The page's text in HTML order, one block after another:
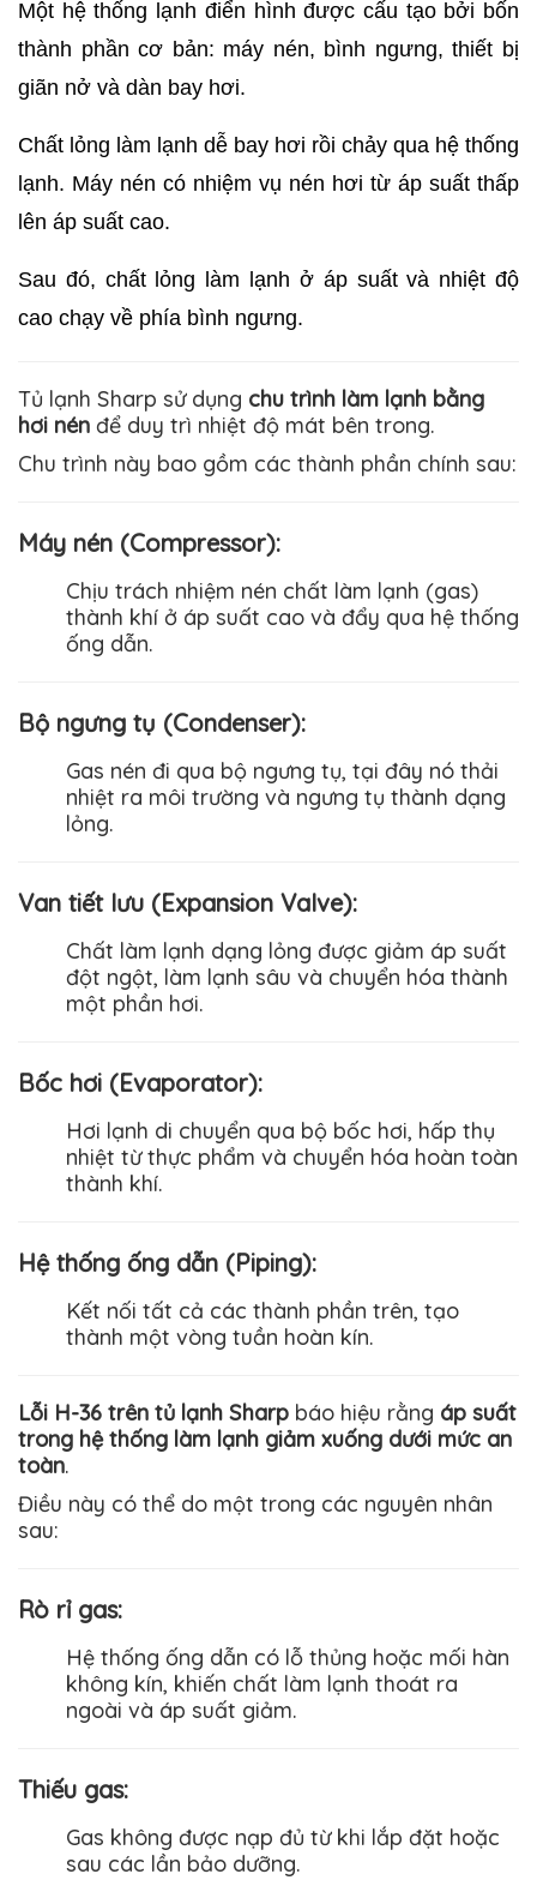
Một hệ thống lạnh điển hình được cấu tạo bởi bốn
thành phần cơ bản: máy nén, bình ngưng, thiết bị
giãn nở và dàn bay hơi.
Chất lỏng làm lạnh dễ bay hơi rồi chảy qua hệ thống
lạnh. Máy nén có nhiệm vụ nén hơi từ áp suất thấp
lên áp suất cao.
Sau đó, chất lỏng làm lạnh ở áp suất và nhiệt độ
cao chạy về phía bình ngưng.
Tủ lạnh Sharp sử dụng chu trình làm lạnh bằng
hơi nén để duy trì nhiệt độ mát bên trong.
Chu trình này bao gồm các thành phần chính sau:
Máy nén (Compressor):
Chịu trách nhiệm nén chất làm lạnh (gas)
thành khí ở áp suất cao và đẩy qua hệ thống
ống dẫn.
Bộ ngưng tụ (Condenser):
Gas nén đi qua bộ ngưng tụ, tại đây nó thải
nhiệt ra môi trường và ngưng tụ thành dạng
lỏng.
Van tiết lưu (Expansion Valve):
Chất làm lạnh dạng lỏng được giảm áp suất
đột ngột, làm lạnh sâu và chuyển hóa thành
một phần hơi.
Bốc hơi (Evaporator):
Hơi lạnh di chuyển qua bộ bốc hơi, hấp thụ
nhiệt từ thực phẩm và chuyển hóa hoàn toàn
thành khí.
Hệ thống ống dẫn (Piping):
Kết nối tất cả các thành phần trên, tạo
thành một vòng tuần hoàn kín.
Lỗi H-36 trên tủ lạnh Sharp báo hiệu rằng áp suất
trong hệ thống làm lạnh giảm xuống dưới mức an
toàn.
Điều này có thể do một trong các nguyên nhân
sau:
Rò rỉ gas:
Hệ thống ống dẫn có lỗ thủng hoặc mối hàn
không kín, khiến chất làm lạnh thoát ra
ngoài và áp suất giảm.
Thiếu gas:
Gas không được nạp đủ từ khi lắp đặt hoặc
sau các lần bảo dưỡng.